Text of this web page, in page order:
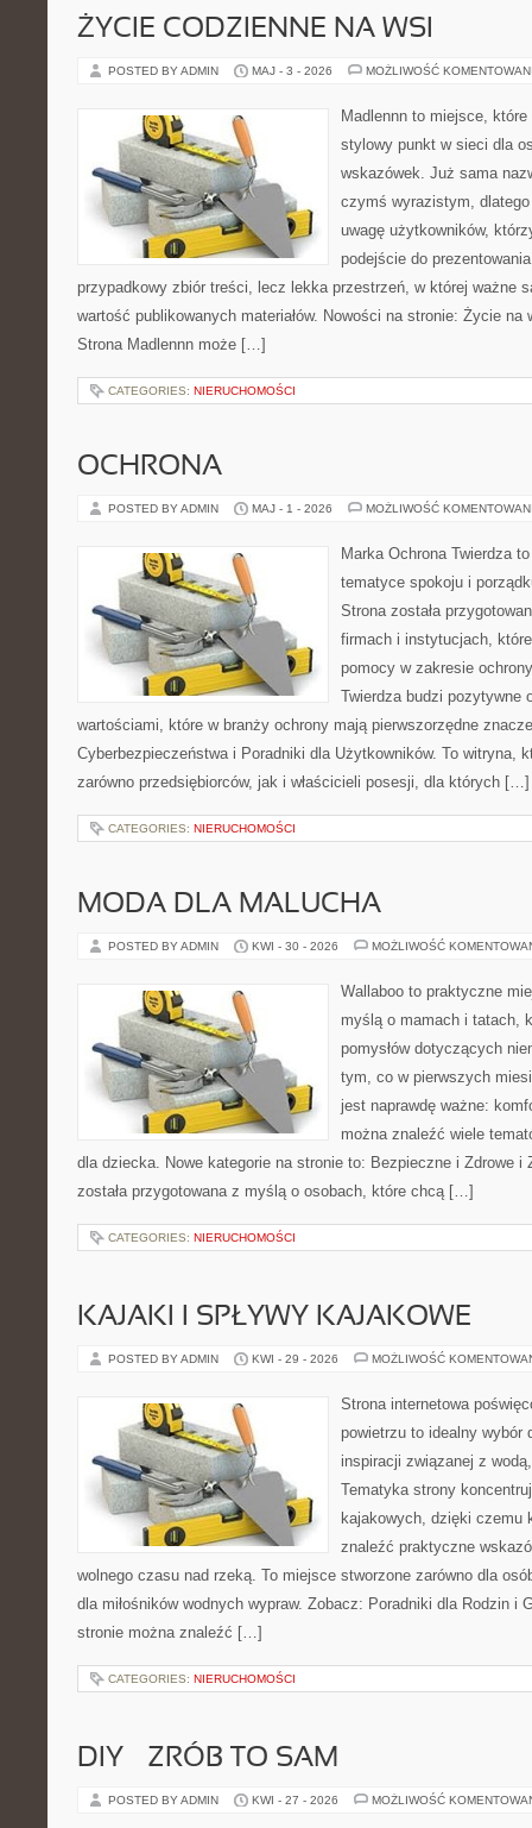
ŻYCIE CODZIENNE NA WSI
POSTED BY ADMIN MAJ - 3 - 2026 MOŻLIWOŚĆ
Madlennn to miejsce,
stylowy punkt w sieci dla
wskazówek. Już sama
czymś wyrazistym,
uwagę użytkowników,
podejście do
przypadkowy zbiór treści, lecz lekka przestrzeń, w której ważne
wartość publikowanych materiałów. Nowości na stronie: Życie na
Strona Madlennn może […]
CATEGORIES: NIERUCHOMOŚCI
OCHRONA
POSTED BY ADMIN MAJ - 1 - 2026 MOŻLIWOŚĆ
Marka Ochrona Twierdza
tematyce spokoju i
Strona została
firmach i instytucjach,
pomocy w zakresie
Twierdza budzi pozytywne
wartościami, które w branży ochrony mają pierwszorzędne
Cyberbezpieczeństwa i Poradniki dla Użytkowników. To witryna,
zarówno przedsiębiorców, jak i właścicieli posesji, dla których […]
CATEGORIES: NIERUCHOMOŚCI
MODA DLA MALUCHA
POSTED BY ADMIN KWI - 30 - 2026 MOŻLIWOŚĆ
Wallaboo to praktyczne
myślą o mamach i tatach,
pomysłów dotyczących
tym, co w pierwszych
jest naprawdę ważne:
można znaleźć wiele
dla dziecka. Nowe kategorie na stronie to: Bezpieczne i Zdrowe i
została przygotowana z myślą o osobach, które chcą […]
CATEGORIES: NIERUCHOMOŚCI
KAJAKI I SPŁYWY KAJAKOWE
POSTED BY ADMIN KWI - 29 - 2026 MOŻLIWOŚĆ
Strona internetowa
powietrzu to idealny wybór
inspiracji związanej z
Tematyka strony
kajakowych, dzięki czemu
znaleźć praktyczne
wolnego czasu nad rzeką. To miejsce stworzone zarówno dla
dla miłośników wodnych wypraw. Zobacz: Poradniki dla Rodzin i
stronie można znaleźć […]
CATEGORIES: NIERUCHOMOŚCI
DIY – ZRÓB TO SAM
POSTED BY ADMIN KWI - 27 - 2026 MOŻLIWOŚĆ